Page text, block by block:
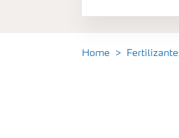
de
Home